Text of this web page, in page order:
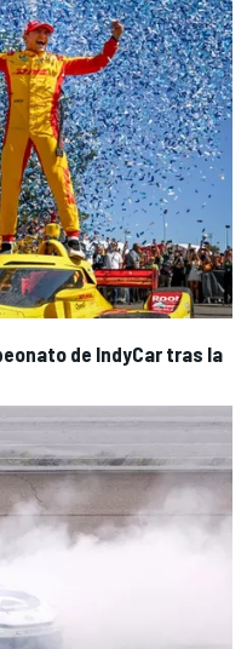
de IndyCar tras la